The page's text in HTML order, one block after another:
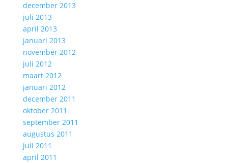
december 2013
juli 2013
april 2013
januari 2013
november 2012
juli 2012
maart 2012
januari 2012
december 2011
oktober 2011
september 2011
augustus 2011
juli 2011
april 2011